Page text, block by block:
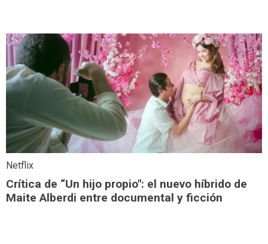
Netflix
Crítica de “Un hijo propio": el nuevo híbrido de
Maite Alberdi entre documental y ficción